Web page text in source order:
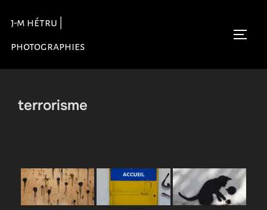
contenu
j-m hétru |
photographies
terrorisme